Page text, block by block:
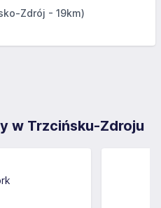
Zdrój - 19km)
w Trzcińsku-Zdroju